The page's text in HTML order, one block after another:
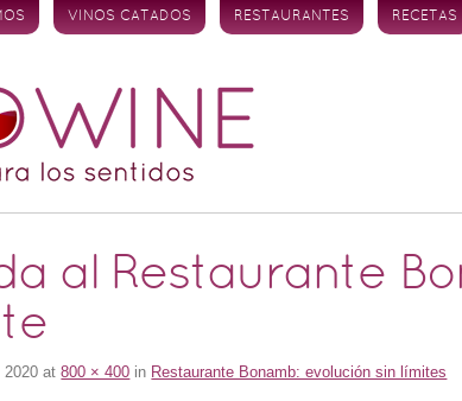
VINOS CATADOS RESTAURANTES RECETAS
al Restaurante
2020 at800 × 400 in Restaurante Bonamb: evolución sin límites